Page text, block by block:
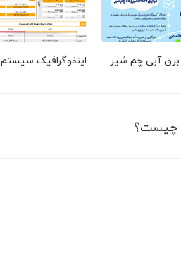
اینفوگرافیک برق آبی چم شیر
چیست؟